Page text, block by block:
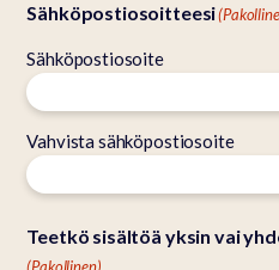
Sähköpostiosoitteesi
Sähköpostiosoite
Vahvista sähköpostiosoite
Teetkö sisältöä yksin vai